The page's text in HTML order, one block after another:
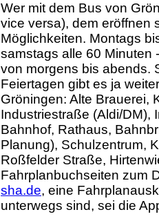
Wer mit dem Bus von
vice versa), dem eröffnen
Möglichkeiten. Montags
samstags alle 60 Minuten
von morgens bis abends.
Feiertagen gibt es ja
Gröningen: Alte Brauerei,
Industriestraße (Aldi/DM),
Bahnhof, Rathaus,
Planung), Schulzentrum,
Roßfelder Straße,
Fahrplanbuchseiten zum
sha.de, eine
unterwegs sind, sei die